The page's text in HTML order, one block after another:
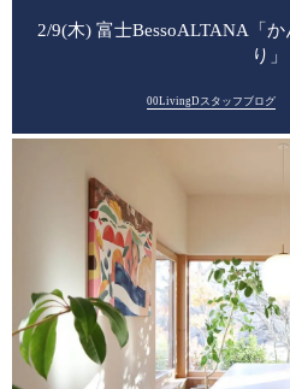
2/9(木) 富士BessoALTANA「
り」
00LivingDスタッフブログ